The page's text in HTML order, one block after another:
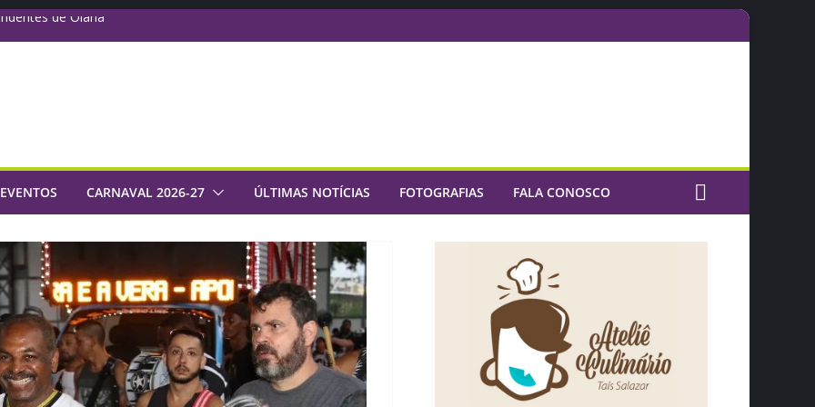
de Olaria
inédito
prêmio de R$
a Sapucaí em
CARNAVAL 2026-27 ÚLTIMAS NOTÍCIAS FOTOGRAFIAS FALA CONOSCO